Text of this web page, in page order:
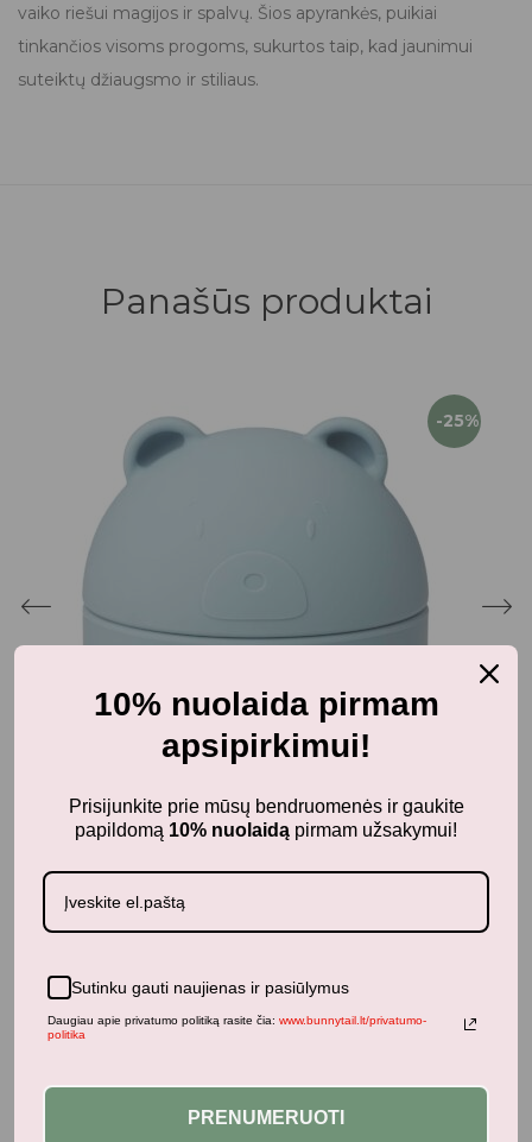
vaiko riešui magijos ir spalvų. Šios apyrankės, puikiai
tinkančios visoms progoms, sukurtos taip, kad jaunimui
suteiktų džiaugsmo ir stiliaus.
Panašūs produktai
-25%
LIEWOOD papuošalų dėžutė MURPHY MR BEAR
27,00€ 20,25€ su PVM
Neseniai žiūrėti produktai
10% nuolaida pirmam
apsipirkimui!
Prisijunkite prie mūsų bendruomenės ir gaukite
papildomą 10% nuolaidą pirmam užsakymui!
Sutinku gauti naujienas ir pasiūlymus
Daugiau apie privatumo politiką rasite čia: www.bunnytail.lt/privatumo-
politika
PRENUMERUOTI